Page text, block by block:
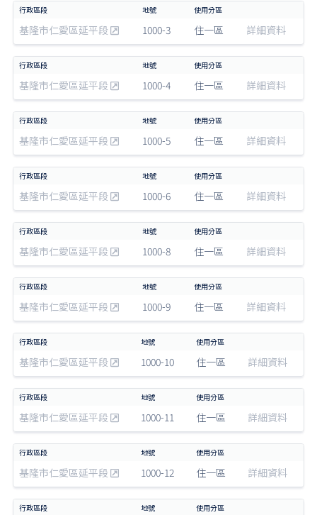
基隆市仁愛區延平段 1000-3 住一區 詳細資料
基隆市仁愛區延平段 1000-4 住一區 詳細資料
基隆市仁愛區延平段 1000-5 住一區 詳細資料
基隆市仁愛區延平段 1000-6 住一區 詳細資料
基隆市仁愛區延平段 1000-8 住一區 詳細資料
基隆市仁愛區延平段 1000-9 住一區 詳細資料
基隆市仁愛區延平段 1000-10 住一區 詳細資料
基隆市仁愛區延平段 1000-11 住一區 詳細資料
基隆市仁愛區延平段 1000-12 住一區 詳細資料